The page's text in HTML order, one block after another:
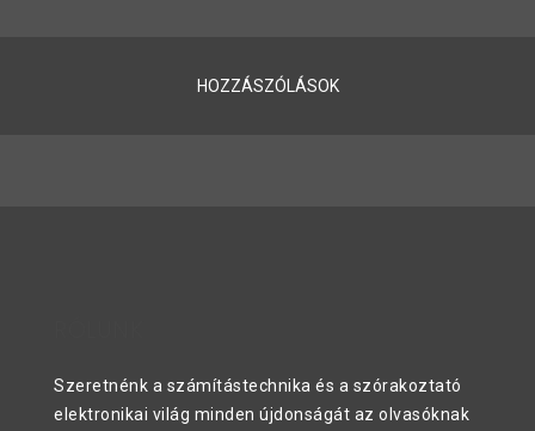
HOZZÁSZÓLÁSOK
Szeretnénk a számítástechnika és a szórakoztató
elektronikai világ minden újdonságát az olvasóknak